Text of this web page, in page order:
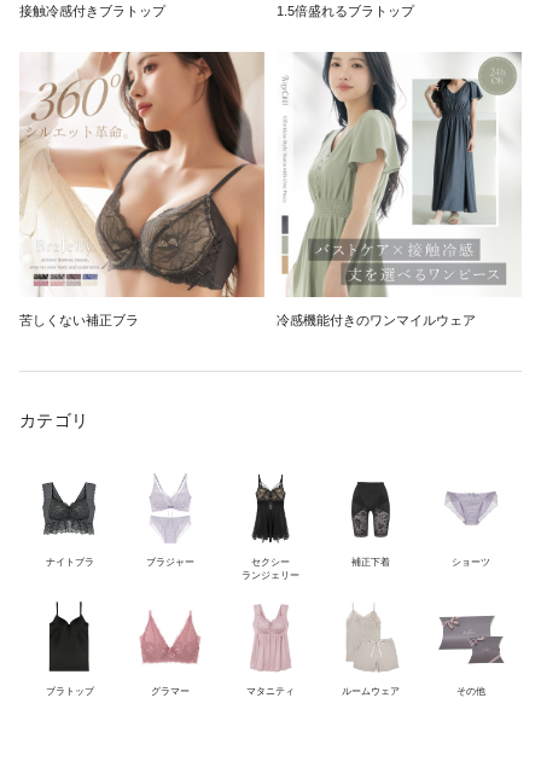
接触冷感付きブラトップ 1.5倍盛れるブラトップ
苦しくない補正ブラ 冷感機能付きのワンマイルウェア
カテゴリ
ナイトブラ ブラジャー
セクシー
ランジェリー
補正下着 ショーツ
ブラトップ グラマー マタニティ ルームウェア その他